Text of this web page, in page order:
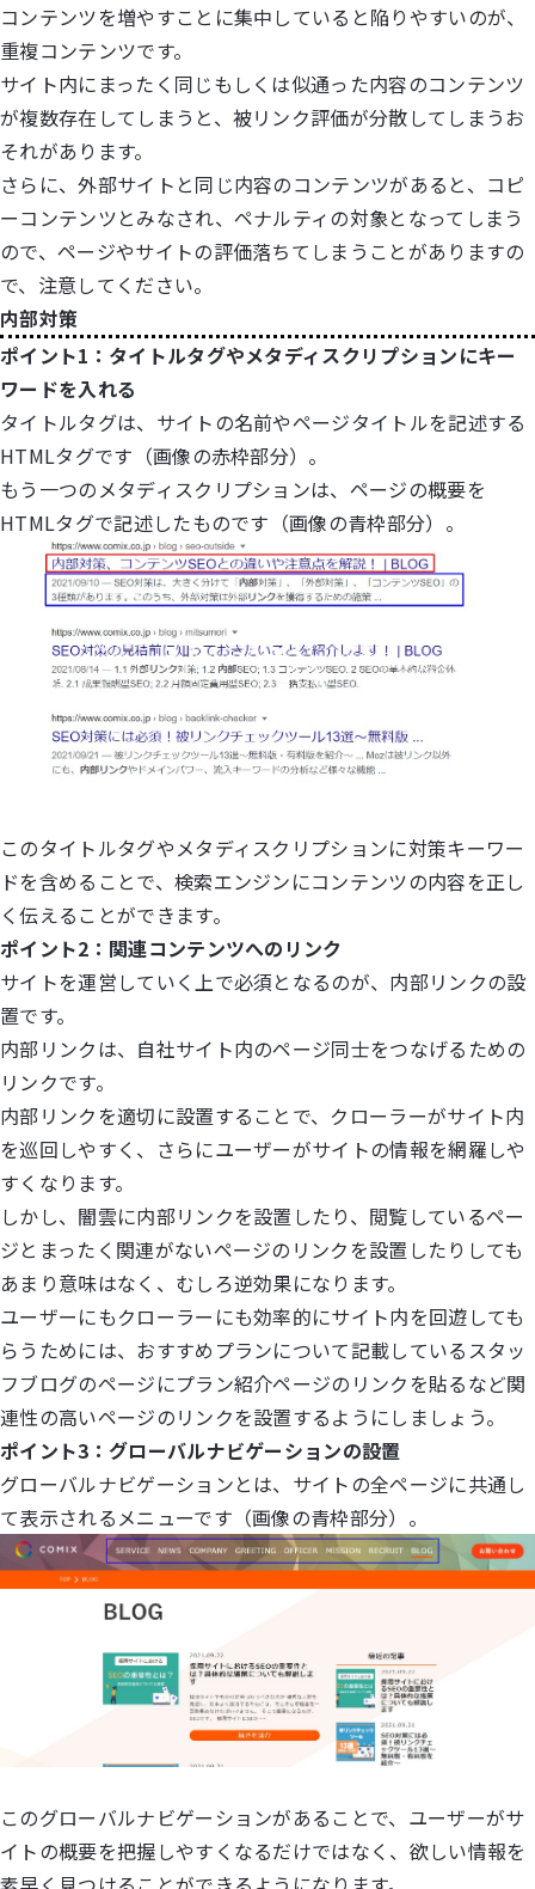
コンテンツを増やすことに集中していると陥りやすいのが、
重複コンテンツです。
サイト内にまったく同じもしくは似通った内容のコンテンツ
が複数存在してしまうと、被リンク評価が分散してしまうお
それがあります。
さらに、外部サイトと同じ内容のコンテンツがあると、コピ
ーコンテンツとみなされ、ペナルティの対象となってしまう
ので、ページやサイトの評価落ちてしまうことがありますの
で、注意してください。
内部対策
ポイント1：タイトルタグやメタディスクリプションにキー
ワードを入れる
タイトルタグは、サイトの名前やページタイトルを記述する
HTMLタグです（画像の赤枠部分）。
もう一つのメタディスクリプションは、ページの概要を
HTMLタグで記述したものです（画像の青枠部分）。
このタイトルタグやメタディスクリプションに対策キーワー
ドを含めることで、検索エンジンにコンテンツの内容を正し
く伝えることができます。
ポイント2：関連コンテンツへのリンク
サイトを運営していく上で必須となるのが、内部リンクの設
置です。
内部リンクは、自社サイト内のページ同士をつなげるための
リンクです。
内部リンクを適切に設置することで、クローラーがサイト内
を巡回しやすく、さらにユーザーがサイトの情報を網羅しや
すくなります。
しかし、闇雲に内部リンクを設置したり、閲覧しているペー
ジとまったく関連がないページのリンクを設置したりしても
あまり意味はなく、むしろ逆効果になります。
ユーザーにもクローラーにも効率的にサイト内を回遊しても
らうためには、おすすめプランについて記載しているスタッ
フブログのページにプラン紹介ページのリンクを貼るなど関
連性の高いページのリンクを設置するようにしましょう。
ポイント3：グローバルナビゲーションの設置
グローバルナビゲーションとは、サイトの全ページに共通し
て表示されるメニューです（画像の青枠部分）。
このグローバルナビゲーションがあることで、ユーザーがサ
イトの概要を把握しやすくなるだけではなく、欲しい情報を